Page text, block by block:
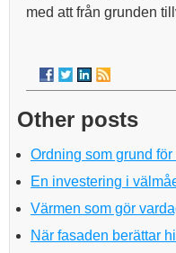
med att från grunden
Other posts
Ordning som grund för
En investering i
Värmen som gör
När fasaden berättar